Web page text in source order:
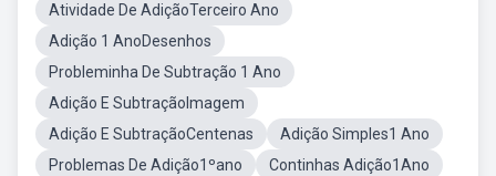
Atividade De AdiçãoTerceiro Ano
Adição 1 AnoDesenhos
Probleminha De Subtração 1 Ano
Adição E SubtraçãoImagem
Adição E SubtraçãoCentenas
Adição Simples1 Ano
Problemas De Adição1ºano
Continhas Adição1Ano